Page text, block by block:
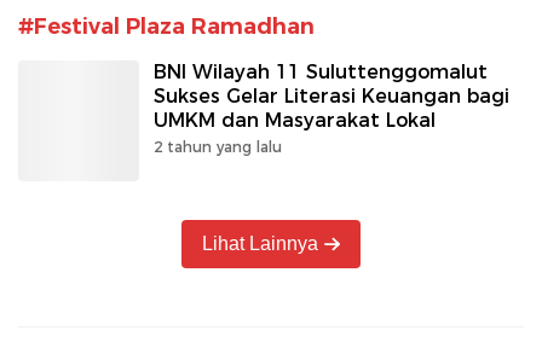
#Festival Plaza Ramadhan
BNI Wilayah 11 Suluttenggomalut
Sukses Gelar Literasi Keuangan bagi
UMKM dan Masyarakat Lokal
2 tahun yang lalu
Lihat Lainnya